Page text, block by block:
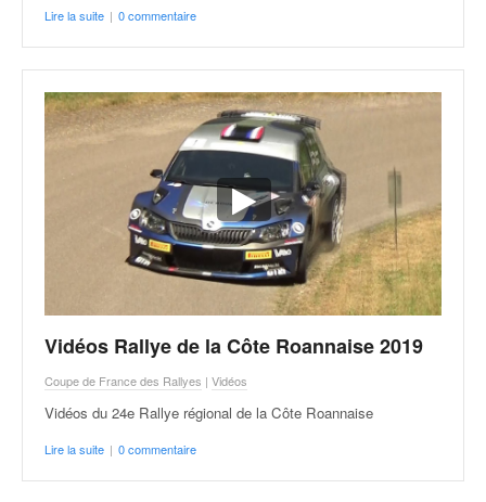
Lire la suite | 0 commentaire
Vidéos Rallye de la Côte Roannaise 2019
Coupe de France des Rallyes | Vidéos
Vidéos du 24e Rallye régional de la Côte Roannaise
Lire la suite | 0 commentaire